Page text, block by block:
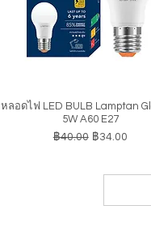
ดูข้อมูลด่วน
หลอดไฟ LED BULB Lamptan
5W A60 E27
ราคาปกติ
฿40.00 ราคาขายลด
฿34.00